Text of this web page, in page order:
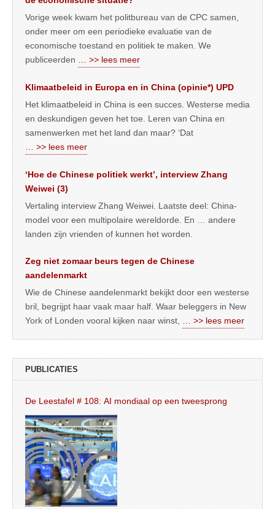
Vorige week kwam het politbureau van de CPC samen,
onder meer om een periodieke evaluatie van de
economische toestand en politiek te maken. We
publiceerden
… >> lees meer
Klimaatbeleid in Europa en in China (opinie*) UPD
Het klimaatbeleid in China is een succes. Westerse media
en deskundigen geven het toe. Leren van China en
samenwerken met het land dan maar? ‘Dat
… >> lees meer
‘Hoe de Chinese politiek werkt’, interview Zhang
Weiwei (3)
Vertaling interview Zhang Weiwei. Laatste deel: China-
model voor een multipolaire wereldorde. En … andere
landen zijn vrienden of kunnen het worden.
Zeg niet zomaar beurs tegen de Chinese
aandelenmarkt
Wie de Chinese aandelenmarkt bekijkt door een westerse
bril, begrijpt haar vaak maar half. Waar beleggers in New
York of Londen vooral kijken naar winst,
… >> lees meer
PUBLICATIES
De Leestafel # 108: AI mondiaal op een tweesprong